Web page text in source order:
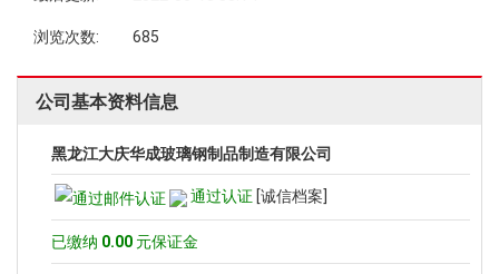
浏览次数: 685
公司基本资料信息
黑龙江大庆华成玻璃钢制品制造有限公司
通过认证 [诚信档案]
已缴纳 0.00 元保证金